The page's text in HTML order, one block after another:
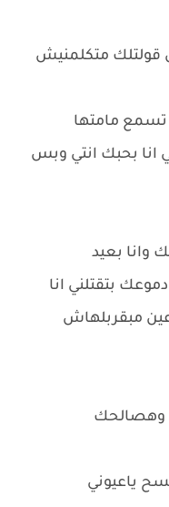
قولتلك متكلمنيش
تسمع مامتها
انا بحبك انتي وبس
وانا بعيد
بتقتلني انا
مبقربلهاش
وهصالحك
ياعيوني